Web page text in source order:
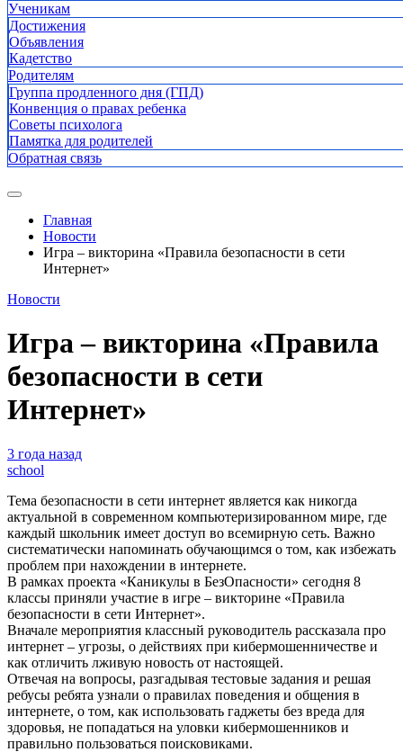
Ученикам
Достижения
Объявления
Кадетство
Родителям
Группа продленного дня (ГПД)
Конвенция о правах ребенка
Советы психолога
Памятка для родителей
Обратная связь
Главная
Новости
Игра – викторина «Правила безопасности в сети
Интернет»
Новости
Игра – викторина «Правила
безопасности в сети
Интернет»
3 года назад
school
Тема безопасности в сети интернет является как никогда
актуальной в современном компьютеризированном мире, где
каждый школьник имеет доступ во всемирную сеть. Важно
систематически напоминать обучающимся о том, как избежать
проблем при нахождении в интернете.
В рамках проекта «Каникулы в БезОпасности» сегодня 8
классы приняли участие в игре – викторине «Правила
безопасности в сети Интернет».
Вначале мероприятия классный руководитель рассказала про
интернет – угрозы, о действиях при кибермошенничестве и
как отличить лживую новость от настоящей.
Отвечая на вопросы, разгадывая тестовые задания и решая
ребусы ребята узнали о правилах поведения и общения в
интернете, о том, как использовать гаджеты без вреда для
здоровья, не попадаться на уловки кибермошенников и
правильно пользоваться поисковиками.